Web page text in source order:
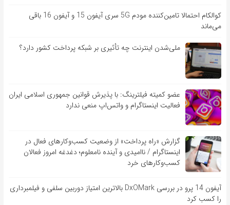
کوالکام احتمالا تامین‌کننده مودم 5G سری آیفون 15 و آیفون 16 باقی
می‌ماند
ملی‌شدن اینترنت چه تأثیری بر شبکه پرداخت کشور دارد؟
عضو کمیته فیلترینگ: با پذیرش قوانین جمهوری اسلامی ایران
فعالیت اینستاگرام و واتس‌اپ منعی ندارد
گزارش «راه پرداخت» از وضعیت کسب‌وکارهای فعال در
اینستاگرام / ناامیدی و آینده نامعلوم؛ دغدغه امروز فعالان
کسب‌وکارهای خرد
آیفون 14 پرو در بررسی DxOMark بالاترین امتیاز دوربین سلفی و فیلمبرداری
را کسب کرد